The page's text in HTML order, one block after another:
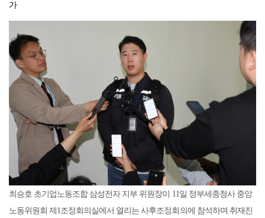
가
최승호 초기업노동조합 삼성전자 지부 위원장이 11일 정부세종청사 중앙
노동위원회 제1조정회의실에서 열리는 사후조정회의에 참석하며 취재진